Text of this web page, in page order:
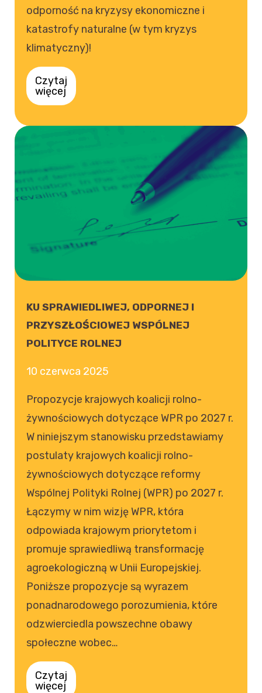
odporność na kryzysy ekonomiczne i
katastrofy naturalne (w tym kryzys
klimatyczny)!
Czytaj
więcej
KU SPRAWIEDLIWEJ, ODPORNEJ I
PRZYSZŁOŚCIOWEJ WSPÓLNEJ
POLITYCE ROLNEJ
10 czerwca 2025
Propozycje krajowych koalicji rolno-
żywnościowych dotyczące WPR po 2027 r.
W niniejszym stanowisku przedstawiamy
postulaty krajowych koalicji rolno-
żywnościowych dotyczące reformy
Wspólnej Polityki Rolnej (WPR) po 2027 r.
Łączymy w nim wizję WPR, która
odpowiada krajowym priorytetom i
promuje sprawiedliwą transformację
agroekologiczną w Unii Europejskiej.
Poniższe propozycje są wyrazem
ponadnarodowego porozumienia, które
odzwierciedla powszechne obawy
społeczne wobec…
Czytaj
więcej